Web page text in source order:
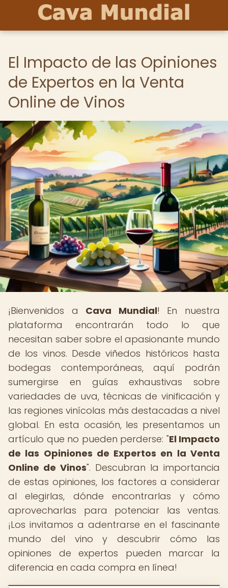
El Impacto de las Opiniones
de Expertos en la Venta
Online de Vinos
¡Bienvenidos a Cava Mundial! En nuestra
plataforma encontrarán todo lo que
necesitan saber sobre el apasionante mundo
de los vinos. Desde viñedos históricos hasta
bodegas contemporáneas, aquí podrán
sumergirse en guías exhaustivas sobre
variedades de uva, técnicas de vinificación y
las regiones vinícolas más destacadas a nivel
global. En esta ocasión, les presentamos un
artículo que no pueden perderse: "El Impacto
de las Opiniones de Expertos en la Venta
Online de Vinos". Descubran la importancia
de estas opiniones, los factores a considerar
al elegirlas, dónde encontrarlas y cómo
aprovecharlas para potenciar las ventas.
¡Los invitamos a adentrarse en el fascinante
mundo del vino y descubrir cómo las
opiniones de expertos pueden marcar la
diferencia en cada compra en línea!